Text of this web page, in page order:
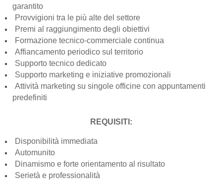
garantito
Provvigioni tra le più alte del settore
Premi al raggiungimento degli obiettivi
Formazione tecnico-commerciale continua
Affiancamento periodico sul territorio
Supporto tecnico dedicato
Supporto marketing e iniziative promozionali
Attività marketing su singole officine con appuntamenti
predefiniti
REQUISITI:
Disponibilità immediata
Automunito
Dinamismo e forte orientamento al risultato
Serietà e professionalità